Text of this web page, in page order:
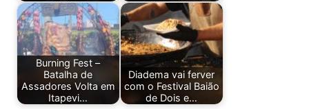
Burning Fest –
Batalha de
Assadores Volta em
Itapevi…
Diadema vai ferver
com o Festival Baião
de Dois e…